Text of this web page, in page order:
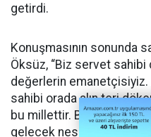
getirdi.
Konuşmasının sonunda
Öksüz, “Biz servet
değerlerin emanetçisiyiz.
sahibi orada alın teri
bu millettir. Bizim
gelecek nesillere ve